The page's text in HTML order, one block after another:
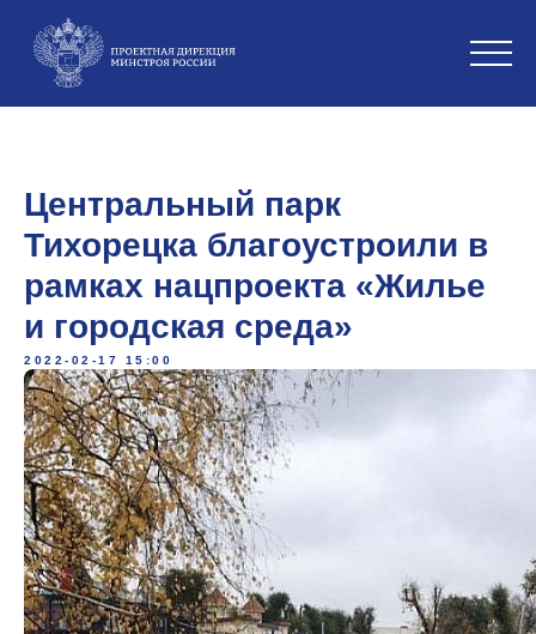
Центральный парк
Тихорецка благоустроили в
рамках нацпроекта «Жилье
и городская среда»
2022-02-17 15:00